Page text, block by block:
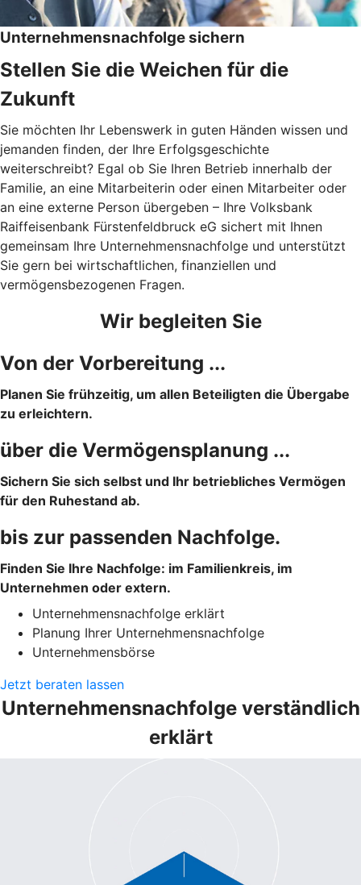
Unternehmensnachfolge sichern
Stellen Sie die Weichen für die
Zukunft
Sie möchten Ihr Lebenswerk in guten Händen wissen und
jemanden finden, der Ihre Erfolgsgeschichte
weiterschreibt? Egal ob Sie Ihren Betrieb innerhalb der
Familie, an eine Mitarbeiterin oder einen Mitarbeiter oder
an eine externe Person übergeben – Ihre Volksbank
Raiffeisenbank Fürstenfeldbruck eG sichert mit Ihnen
gemeinsam Ihre Unternehmensnachfolge und unterstützt
Sie gern bei wirtschaftlichen, finanziellen und
vermögensbezogenen Fragen.
Wir begleiten Sie
Von der Vorbereitung ...
Planen Sie frühzeitig, um allen Beteiligten die Übergabe
zu erleichtern.
über die Vermögensplanung ...
Sichern Sie sich selbst und Ihr betriebliches Vermögen
für den Ruhestand ab.
bis zur passenden Nachfolge.
Finden Sie Ihre Nachfolge: im Familienkreis, im
Unternehmen oder extern.
Unternehmensnachfolge erklärt
Planung Ihrer Unternehmensnachfolge
Unternehmensbörse
Jetzt beraten lassen
Unternehmensnachfolge verständlich
erklärt